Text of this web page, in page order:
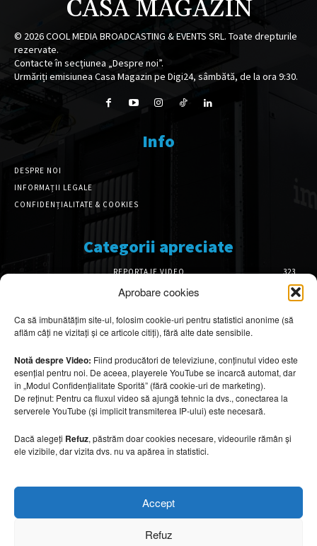
Aprobare cookies
Ca să îmbunătățim site-ul, folosim cookie-uri pentru statistici anonime (să
aflăm câți ne vizitați și ce articole citiți), fără alte date sensibile.
Notă despre Video: Fiind producători de televiziune, conținutul video este
esențial pentru noi. De aceea, playerele YouTube se încarcă automat, dar
în „Modul Confidențialitate Sporită” (fără cookie-uri de marketing).
De reținut: Pentru ca fluxul video să ajungă tehnic la dvs., conectarea la
serverele YouTube (și implicit transmiterea IP-ului) este necesară.
Dacă alegeți Refuz, păstrăm doar cookies necesare, videourile rămân și
ele vizibile, dar vizita dvs. nu va apărea în statistici.
Accept
Refuz
CASA MAGAZIN
© 2026COOL MEDIA BROADCASTING & EVENTS SRL. Toate drepturile
rezervate.
Contacte în secțiunea „Despre noi”.
Urmăriți emisiunea Casa Magazin pe Digi24, sâmbătă, de la ora 9:30.
Info
DESPRE NOI
INFORMAȚII LEGALE
CONFIDENȚIALITATE & COOKIES
Categorii apreciate
REPORTAJE VIDEO
323
AMENAJĂRI INTERIOARE
126
DESIGN INTERIOR
64
ARHITECTURĂ & DESIGN
OPINII & ANALIZE
43
Articole recomandate
Cele mai impresionante cabane moderne
7 august 2026
Ouse Valley Viaduct, construcția care
7 august 2026